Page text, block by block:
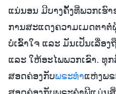
ແນ່ນອນ ມີບາງຄັ້ງທີ່ພວກເຮົ
ການສະແດງຄວາມເມດຕາ
ບໍ່ເຂົ້າໃຈ ແລະ ມັນເປັນເລື່ອ
ແລະ ໃຫ້ອະໄພພວກເຂົາ. ທຸ
ສອດຄ່ອງກັບພຣະທຳແຫ່ງພ